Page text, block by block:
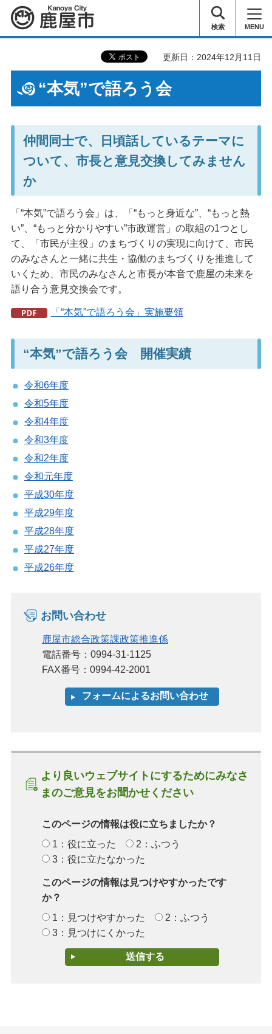
鹿屋市 検索 MENU
更新日：2024年12月11日
“本気”で語ろう会
仲間同士で、日頃話しているテーマに
ついて、市長と意見交換してみません
か
「“本気”で語ろう会」は、「“もっと身近な”、“もっと熱
い”、“もっと分かりやすい”市政運営」の取組の1つとし
て、「市民が主役」のまちづくりの実現に向けて、市民
のみなさんと一緒に共生・協働のまちづくりを推進して
いくため、市民のみなさんと市長が本音で鹿屋の未来を
語り合う意見交換会です。
「“本気”で語ろう会」実施要領
“本気”で語ろう会 開催実績
令和6年度
令和5年度
令和4年度
令和3年度
令和2年度
令和元年度
平成30年度
平成29年度
平成28年度
平成27年度
平成26年度
お問い合わせ
鹿屋市総合政策課政策推進係
電話番号：0994-31-1125
FAX番号：0994-42-2001
より良いウェブサイトにするためにみなさ
まのご意見をお聞かせください
このページの情報は役に立ちましたか？
1：役に立った
2：ふつう
3：役に立たなかった
このページの情報は見つけやすかったです
か？
1：見つけやすかった
2：ふつう
3：見つけにくかった